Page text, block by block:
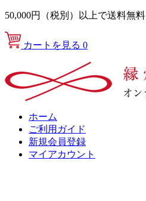
50,000円（税別）以上で送料無料
カートを見る 0
ホーム
ご利用ガイド
新規会員登録
マイアカウント